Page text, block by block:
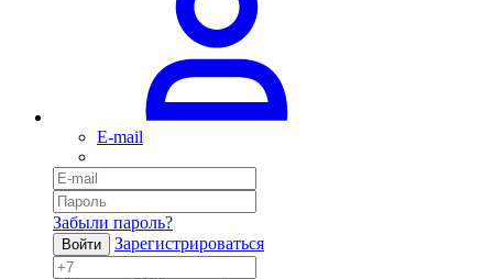
E-mail
Забыли пароль?
Войти Зарегистрироваться